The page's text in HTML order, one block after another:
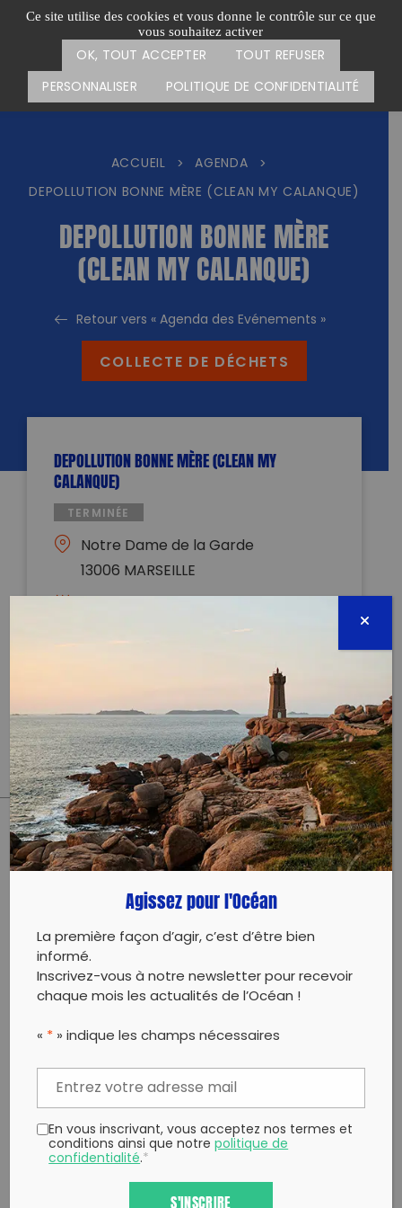
Ce site utilise des cookies et vous donne le contrôle sur ce que
vous souhaitez activer
OK, TOUT ACCEPTER
TOUT REFUSER
PERSONNALISER
POLITIQUE DE CONFIDENTIALITÉ
Passer
Menu
CARTE DES ACTIONS FAIRE UN DON
ACCUEIL > AGENDA
>
DEPOLLUTION BONNE MÈRE (CLEAN MY CALANQUE)
DEPOLLUTION BONNE MÈRE
(CLEAN MY CALANQUE)
Retour vers « Agenda des Evénements »
COLLECTE DE DÉCHETS
DEPOLLUTION BONNE MÈRE (CLEAN MY
CALANQUE)
TERMINÉE
Notre Dame de la Garde
13006 MARSEILLE
alexandre.benhamou.13@gmail.com
Évènement proposé par :
Recyclop Sensi-Collecte-
Revalorisation des mégots
PARTAGER CET ARTICLE:
Partager sur Facebook
Partager sur
Envoyer à
Copy to clipboardAgissez pour l'Océan
La première façon d’agir, c’est d’être bien
informé.
Inscrivez-vous à notre newsletter pour recevoir
chaque mois les actualités de l’Océan !
« * » indique les champs nécessaires
En vous inscrivant, vous acceptez nos termes et
conditions ainsi que notrepolitique de
confidentialité.*
S'INSCRIRE